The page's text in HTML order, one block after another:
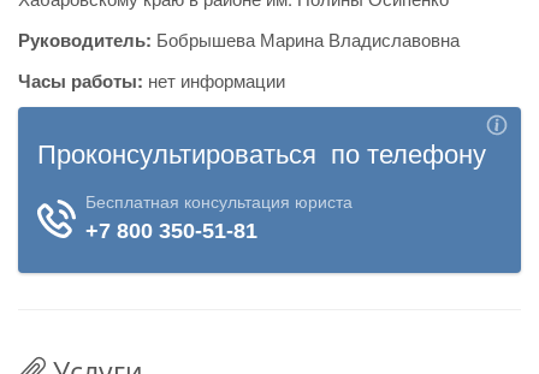
Руководитель: Бобрышева Марина Владиславовна
Часы работы: нет информации